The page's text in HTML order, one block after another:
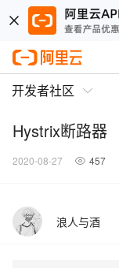
开发者社区
Hystrix断路器
2020-08-27 457
浪人与酒